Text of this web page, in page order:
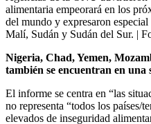
alimentaria empeorará en los
del mundo y expresaron
Malí, Sudán y Sudán del Sur. |
Nigeria, Chad, Yemen,
también se encuentran en
El informe se centra en “las
no representa “todos los países/
elevados de inseguridad